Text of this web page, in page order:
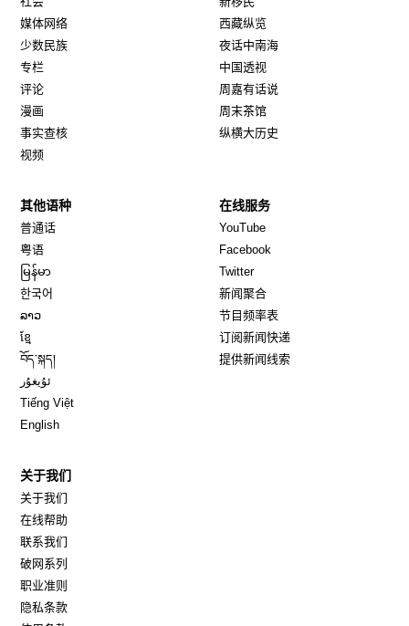
媒体网络
少数民族
专栏
评论
漫画
事实查核
视频
西藏纵览
夜话中南海
中国透视
周嘉有话说
周末茶馆
纵横大历史
其他语种
普通话
粤语
မြန်မာ
한국어
ລາວ
ខ្មែ
བོད་སྐད།
ئۇيغۇر
Tiếng Việt
English
在线服务
YouTube
Facebook
TwitterOpens in new window
新闻聚合
节目频率表
订阅新闻快递
提供新闻线索
关于我们
关于我们
在线帮助
联系我们
破网系列
职业准则
隐私条款